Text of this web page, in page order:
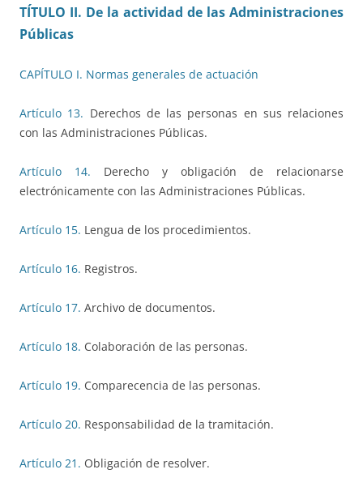
TÍTULO II. De la actividad de las Administraciones
Públicas
CAPÍTULO I. Normas generales de actuación
Artículo 13. Derechos de las personas en sus relaciones
con las Administraciones Públicas.
Artículo 14. Derecho y obligación de relacionarse
electrónicamente con las Administraciones Públicas.
Artículo 15. Lengua de los procedimientos.
Artículo 16. Registros.
Artículo 17. Archivo de documentos.
Artículo 18. Colaboración de las personas.
Artículo 19. Comparecencia de las personas.
Artículo 20. Responsabilidad de la tramitación.
Artículo 21. Obligación de resolver.